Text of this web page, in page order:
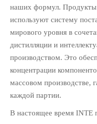
наших формул. Продукты
используют систему
мирового уровня в
дистилляции и
производством. Это
концентрации
массовом производстве,
каждой партии.
В настоящее время INTE